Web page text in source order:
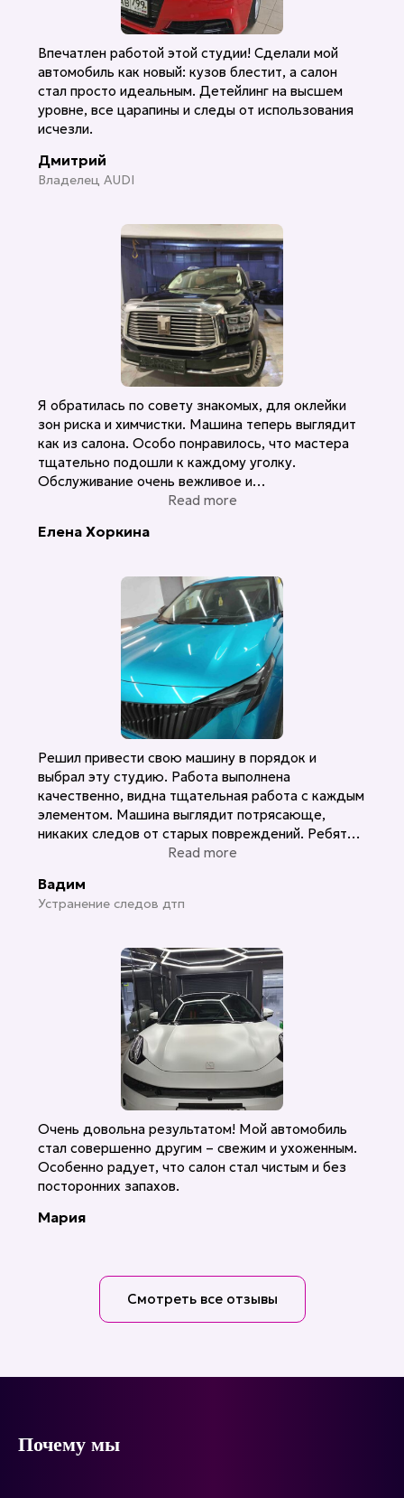
Впечатлен работой этой студии! Сделали мой
автомобиль как новый: кузов блестит, а салон
стал просто идеальным. Детейлинг на высшем
уровне, все царапины и следы от использования
исчезли.
Дмитрий
Владелец AUDI
Я обратилась по совету знакомых, для оклейки
зон риска и химчистки. Машина теперь выглядит
как из салона. Особо понравилось, что мастера
тщательно подошли к каждому уголку.
Обслуживание очень вежливое и
профессиональное. Буду обращаться еще!
Read more
Елена Хоркина
Решил привести свою машину в порядок и
выбрал эту студию. Работа выполнена
качественно, видна тщательная работа с каждым
элементом. Машина выглядит потрясающе,
никаких следов от старых повреждений. Ребята
действительно знают, что делают. Рекомендую!
Read more
Вадим
Устранение следов дтп
Очень довольна результатом! Мой автомобиль
стал совершенно другим – свежим и ухоженным.
Особенно радует, что салон стал чистым и без
посторонних запахов.
Мария
Смотреть все отзывы
Почему мы